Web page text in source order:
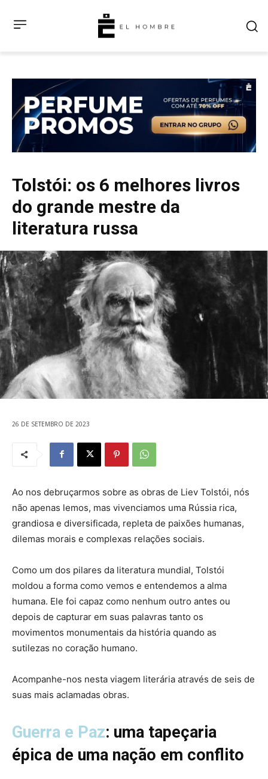
Tolstói: os 6 melhores livros
do grande mestre da
literatura russa
26 DE SETEMBRO DE 2023
Ao nos debruçarmos sobre as obras de Liev Tolstói, nós
não apenas lemos, mas vivenciamos uma Rússia rica,
grandiosa e diversificada, repleta de paixões humanas,
dilemas morais e complexas relações sociais.
Como um dos pilares da literatura mundial, Tolstói
moldou a forma como vemos e entendemos a alma
humana. Ele foi capaz como nenhum outro antes ou
depois de capturar em suas palavras tanto os
movimentos monumentais da história quando as
sutilezas no coração humano.
Acompanhe-nos nesta viagem literária através de seis de
suas mais aclamadas obras.
Guerra e Paz: uma tapeçaria
épica de uma nação em conflito